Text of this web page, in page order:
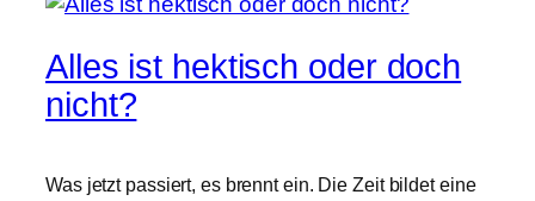
Alles ist hektisch oder doch
nicht?
Was jetzt passiert, es brennt ein. Die Zeit bildet eine